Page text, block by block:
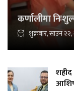
कर्णालीमा
शुक्रबार, साउन
शहीद